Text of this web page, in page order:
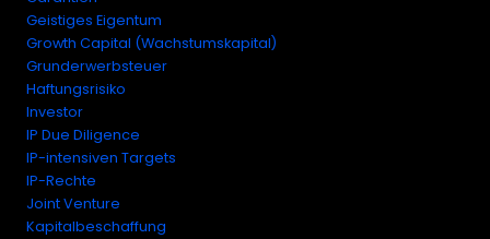
Geistiges Eigentum
Growth Capital (Wachstumskapital)
Grunderwerbsteuer
Haftungsrisiko
Investor
IP Due Diligence
IP-intensiven Targets
IP-Rechte
Joint Venture
Kapitalbeschaffung